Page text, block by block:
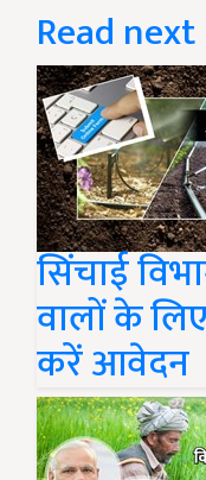
Read next
सिंचाई
वालों के
करें आवेदन